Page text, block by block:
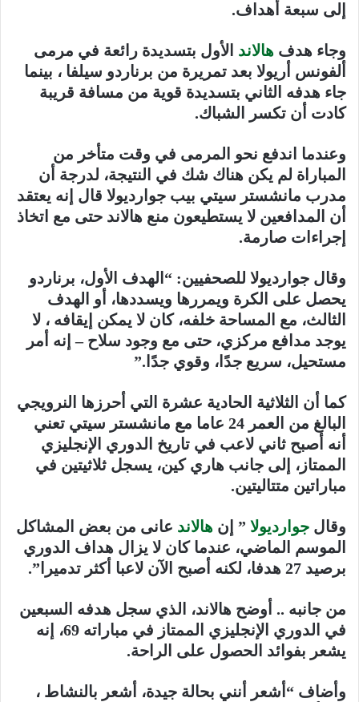
إلى سبعة أهداف.
وجاء هدف هالاند الأول بتسديدة رائعة في مرمى
ألفونس أريولا بعد تمريرة من برناردو سيلفا ، بينما
جاء هدفه الثاني بتسديدة قوية من مسافة قريبة
كادت أن تكسر الشباك.
وعندما اندفع نحو المرمى في وقت متأخر من
المباراة لم يكن هناك شك في النتيجة، لدرجة أن
مدرب مانشستر سيتي بيب جوارديولا قال إنه يعتقد
أن المدافعين لا يستطيعون منع هالاند حتى مع اتخاذ
إجراءات صارمة.
وقال جوارديولا للصحفيين: “الهدف الأول، برناردو
يحصل على الكرة ويمررها ويسددها، أو الهدف
الثالث، مع المساحة خلفه، كان لا يمكن إيقافه ، لا
يوجد مدافع مركزي، حتى مع وجود سلاح – إنه أمر
مستحيل، سريع جدًا، وقوي جدًا.”
كما أن الثلاثية الحادية عشرة التي أحرزها النرويجي
البالغ من العمر 24 عاما مع مانشستر سيتي تعني
أنه أصبح ثاني لاعب في تاريخ الدوري الإنجليزي
الممتاز، إلى جانب هاري كين، يسجل ثلاثيتين في
مباراتين متتاليتين.
وقال جوارديولا ” إن هالاند عانى من بعض المشاكل
الموسم الماضي، عندما كان لا يزال هداف الدوري
برصيد 27 هدفا، لكنه أصبح الآن لاعبا أكثر تدميرا”.
من جانبه .. أوضح هالاند، الذي سجل هدفه السبعين
في الدوري الإنجليزي الممتاز في مباراته 69، إنه
يشعر بفوائد الحصول على الراحة.
وأضاف “أشعر أنني بحالة جيدة، أشعر بالنشاط ،